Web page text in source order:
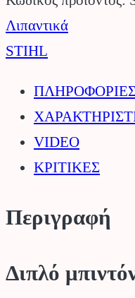
3lt
/
STIHL.
ποσότητα
Λιπαντικά
STIHL
VIDEO
ΚΡΙΤΙΚΕΣ
Περιγραφή
Διπλό